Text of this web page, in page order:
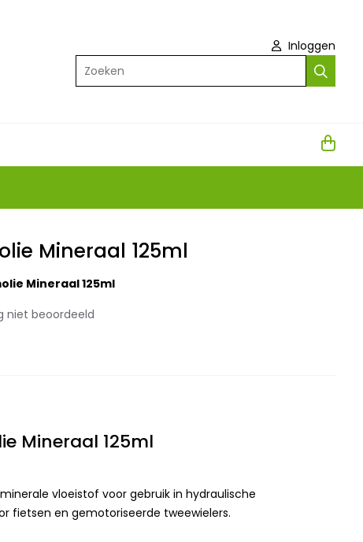
Inloggen
Zoeken
Mineraal 125ml
Mineraal 125ml
niet beoordeeld
Mineraal 125ml
vloeistof voor gebruik in hydraulische
fietsen en gemotoriseerde tweewielers.